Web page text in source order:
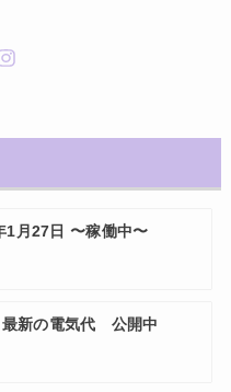
月27日 〜稼働中〜
最新の電気代 公開中